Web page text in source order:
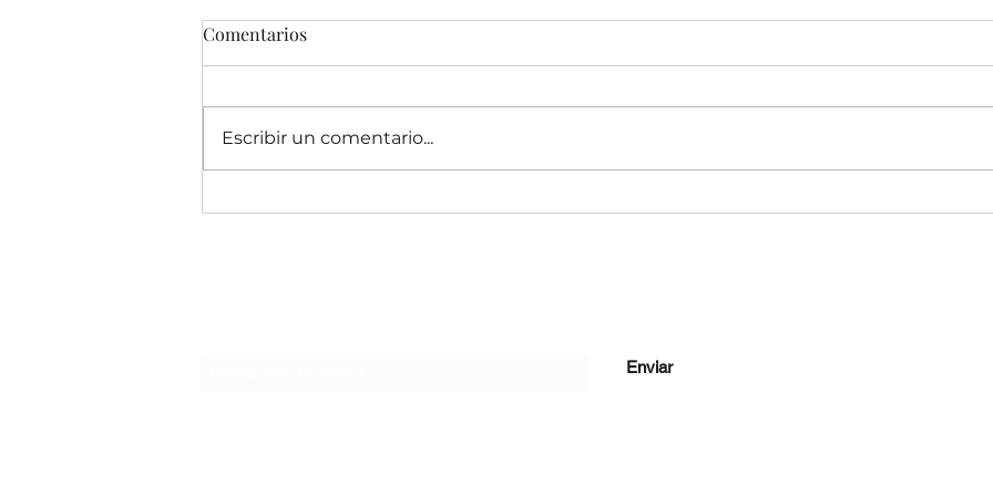
Pajareros: Para las aves no
Comentarios
Escribir un comentario...
Enviar